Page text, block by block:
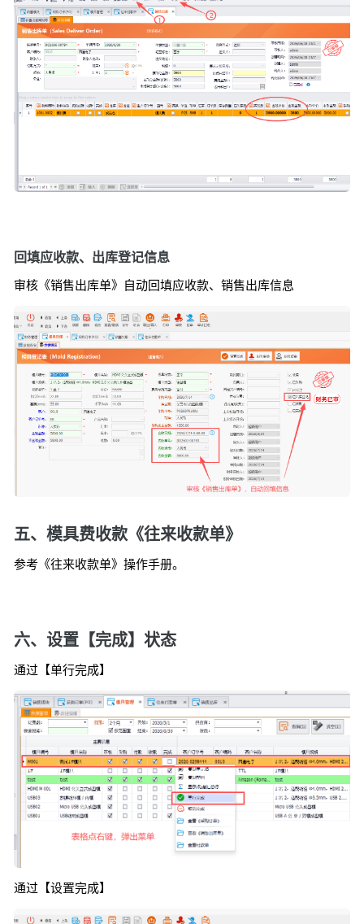
回填应收款、出库登记信息
审核《销售出库单》自动回填应收款、销售出库信息
五、模具费收款《往来收款单》
参考《往来收款单》操作手册。
六、设置【完成】状态
通过【单行完成】
通过【设置完成】